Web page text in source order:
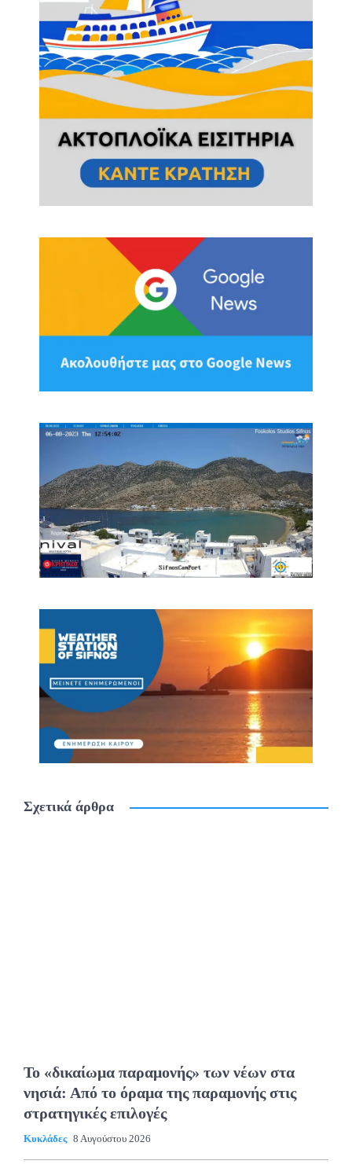
Σχετικά άρθρα
Το «δικαίωμα παραμονής» των νέων στα
νησιά: Από το όραμα της παραμονής στις
στρατηγικές επιλογές
Κυκλάδες 8 Αυγούστου 2026